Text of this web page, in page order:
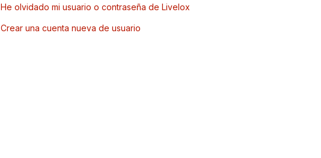
He olvidado mi usuario o contraseña de Livelox
Crear una cuenta nueva de usuario